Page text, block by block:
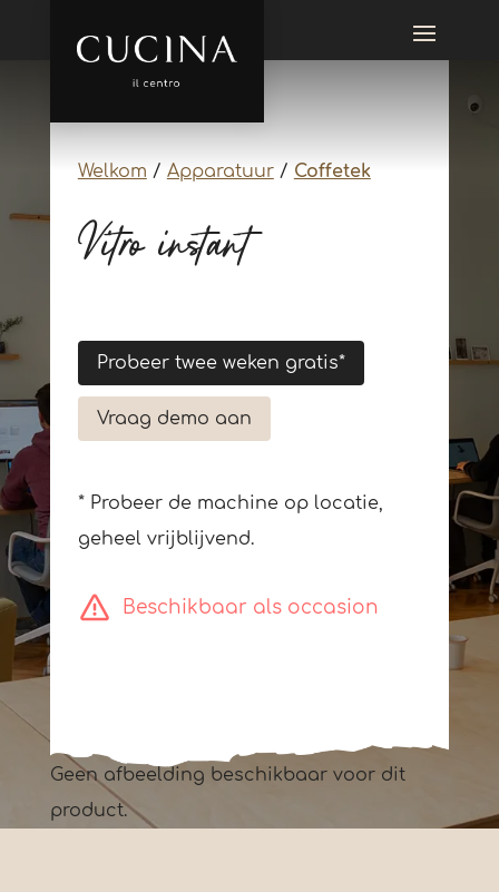
Welkom / Apparatuur/ Coffetek
Vitro instant
Probeer twee weken gratis*
Vraag demo aan
* Probeer de machine op locatie,
geheel vrijblijvend.
Beschikbaar als occasion
Geen afbeelding beschikbaar voor dit
product.